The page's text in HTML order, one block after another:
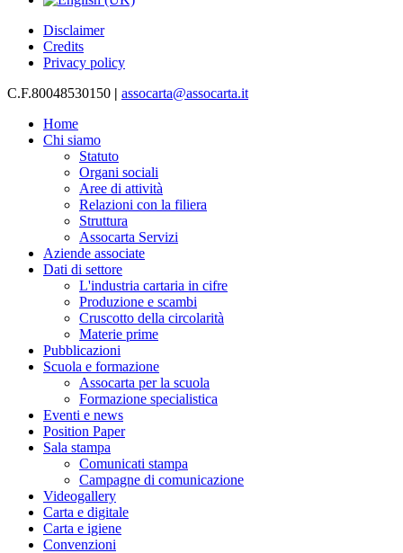
Disclaimer
Credits
Privacy policy
C.F.80048530150 | assocarta@assocarta.it
Home
Chi siamo
Statuto
Organi sociali
Aree di attività
Relazioni con la filiera
Struttura
Assocarta Servizi
Aziende associate
Dati di settore
L'industria cartaria in cifre
Produzione e scambi
Cruscotto della circolarità
Materie prime
Pubblicazioni
Scuola e formazione
Assocarta per la scuola
Formazione specialistica
Eventi e news
Position Paper
Sala stampa
Comunicati stampa
Campagne di comunicazione
Videogallery
Carta e digitale
Carta e igiene
Convenzioni